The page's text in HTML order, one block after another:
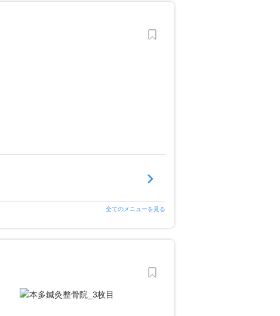
全てのメニューを見る